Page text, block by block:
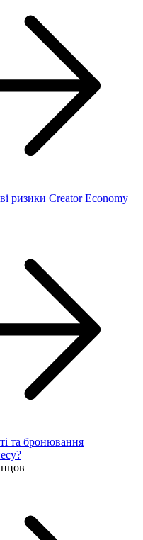
ризики Creator Economy
та бронювання